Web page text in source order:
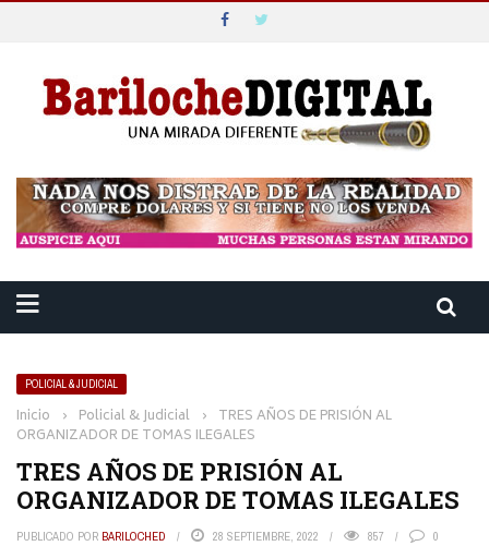
POLICIAL & JUDICIAL
Inicio › Policial & Judicial › TRES AÑOS DE PRISIÓN AL
ORGANIZADOR DE TOMAS ILEGALES
TRES AÑOS DE PRISIÓN AL
ORGANIZADOR DE TOMAS ILEGALES
PUBLICADO POR BARILOCHED 28 SEPTIEMBRE, 2022 857 0